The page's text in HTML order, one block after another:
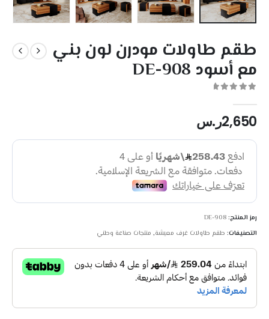
طقم طاولات مودرن لون بني
مع أسود DE-908
2,650ر.س
رمز المنتج:DE-908
التصنيفات: طقم طاولات غرف معيشة, منتجات صناعة وطني